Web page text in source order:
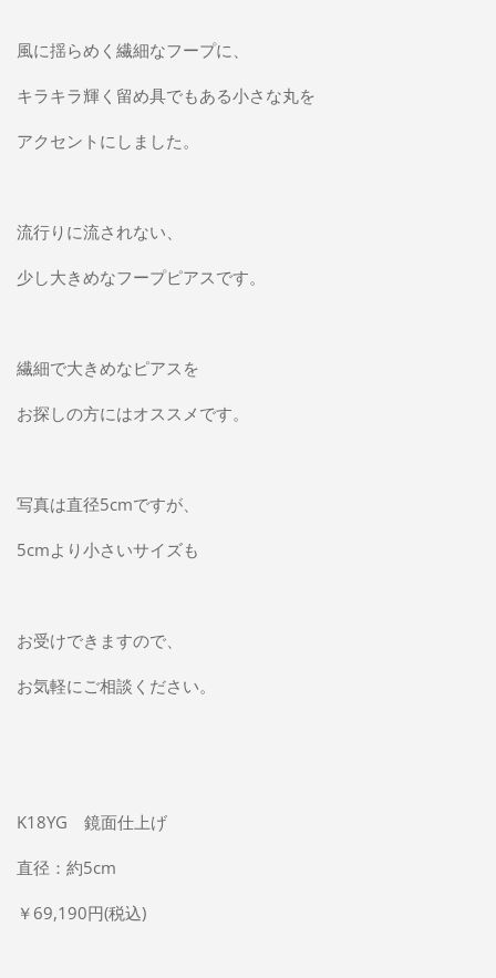
風に揺らめく繊細なフープに、
キラキラ輝く留め具でもある小さな丸を
アクセントにしました。
流行りに流されない、
少し大きめなフープピアスです。
繊細で大きめなピアスを
お探しの方にはオススメです。
写真は直径5cmですが、
5cmより小さいサイズも
お受けできますので、
お気軽にご相談ください。
K18YG 鏡面仕上げ
直径：約5cm
￥69,190円(税込)